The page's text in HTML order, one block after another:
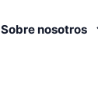
Sobre nosotros